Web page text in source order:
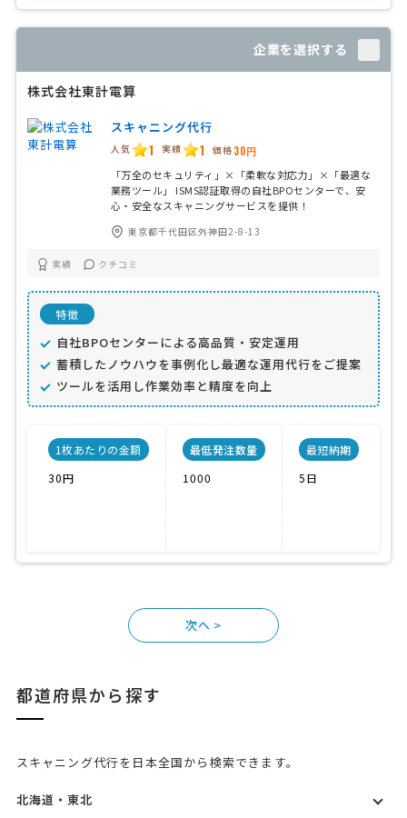
企業を選択する
株式会社東計電算
スキャニング代行
人気 1 実績 1 価格 30円
「万全のセキュリティ」×「柔軟な対応力」×「最適な
業務ツール」 ISMS認証取得の自社BPOセンターで、安
心・安全なスキャニングサービスを提供！
東京都千代田区外神田2-8-13
実績 クチコミ
特徴
自社BPOセンターによる高品質・安定運用
蓄積したノウハウを事例化し最適な運用代行をご提案
ツールを活用し作業効率と精度を向上
1枚あたりの金額
30円
最低発注数量
1000
最短納期
5日
>
都道府県から探す
スキャニング代行を日本全国から検索できます。
北海道・東北